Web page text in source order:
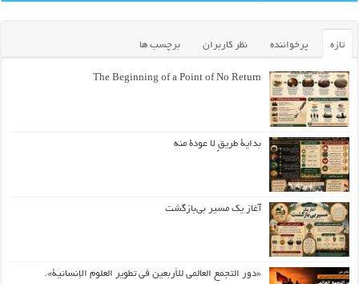
تازه پرخواننده نظر کاربران برچسب ها
The Beginning of a Point of No Return
بداية طريقٍ لا عودة منه
آغاز یک مسیر بی‌بازگشت
«دور التجمع العالمي للأربعين في تطوير العلوم الإنسانية».